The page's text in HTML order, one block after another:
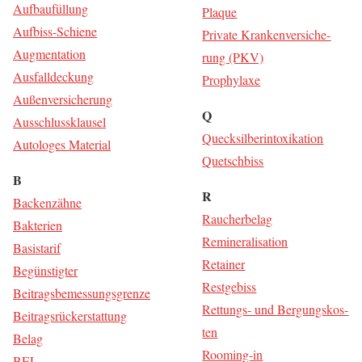
Auf­bau­fül­lung
Auf­biss-Schie­ne
Aug­men­ta­ti­on
Aus­fall­de­ckung
Außen­ver­si­che­rung
Aus­schluss­klau­sel
Auto­lo­ges Material
B
Backen­zäh­ne
Bak­te­ri­en
Basis­ta­rif
Begüns­tig­ter
Bei­trags­be­mes­sungs­gren­ze
Bei­trags­rück­erstat­tung
Belag
Plaque
Pri­va­te Kran­ken­ver­si­che­
rung (PKV)
Pro­phy­la­xe
Q
Queck­sil­ber­in­to­xi­ka­ti­on
Quetsch­biss
R
Rau­cher­be­lag
Remi­ne­ra­li­sa­ti­on
Retai­ner
Rest­ge­biss
Ret­tungs- und Ber­gungs­kos­
ten
Roo­ming-in